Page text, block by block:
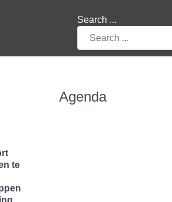
Search ...
te
Agenda